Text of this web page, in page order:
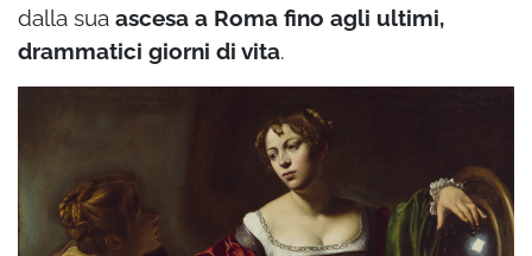
dalla sua ascesa a Roma fino agli ultimi,
drammatici giorni di vita.